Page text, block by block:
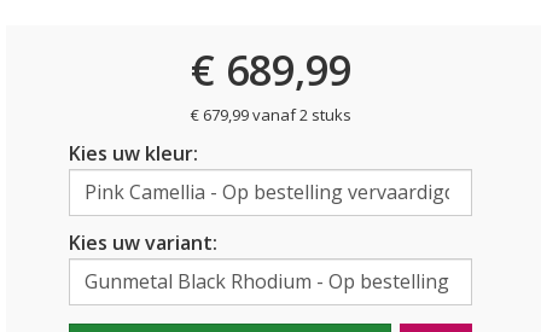
€ 689,99
€ 679,99 vanaf 2 stuks
Kies uw kleur:
Kies uw variant: